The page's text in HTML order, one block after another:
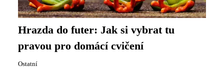
Hrazda do futer: Jak si vybrat tu
pravou pro domácí cvičení
Ostatní